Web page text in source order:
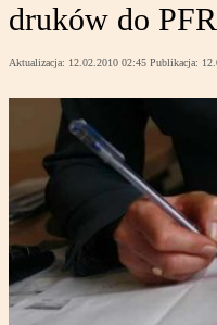
druków do
Aktualizacja: 12.02.2010 02:45 Publikacja: